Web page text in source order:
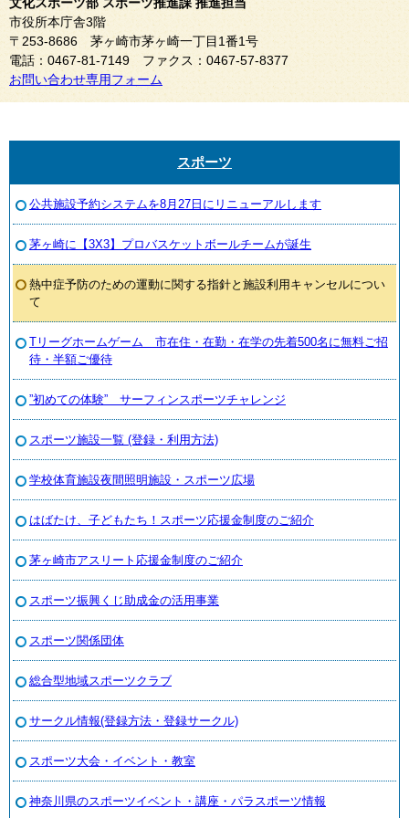
文化スポーツ部 スポーツ推進課 推進担当
市役所本庁舎3階
〒253-8686 茅ヶ崎市茅ヶ崎一丁目1番1号
電話：0467-81-7149 ファクス：0467-57-8377
お問い合わせ専用フォーム
スポーツ
公共施設予約システムを8月27日にリニューアルします
茅ヶ崎に【3X3】プロバスケットボールチームが誕生
熱中症予防のための運動に関する指針と施設利用キャンセルについ
て
Tリーグホームゲーム 市在住・在勤・在学の先着500名に無料ご招
待・半額ご優待
”初めての体験” サーフィンスポーツチャレンジ
スポーツ施設一覧 (登録・利用方法)
学校体育施設夜間照明施設・スポーツ広場
はばたけ、子どもたち！スポーツ応援金制度のご紹介
茅ヶ崎市アスリート応援金制度のご紹介
スポーツ振興くじ助成金の活用事業
スポーツ関係団体
総合型地域スポーツクラブ
サークル情報(登録方法・登録サークル)
スポーツ大会・イベント・教室
神奈川県のスポーツイベント・講座・パラスポーツ情報